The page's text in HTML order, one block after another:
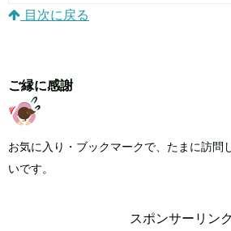
目次に戻る
ご縁に感謝
お気に入り・ブックマークで、たまに訪問
いです。
スポンサーリンク